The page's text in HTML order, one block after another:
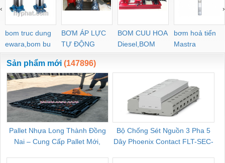
bom truc dung
ewara,bom bu
ewara
BƠM ÁP LỰC
TỰ ĐỘNG
BOM CUU HOA
Diesel,BOM
CHUA CHAY
bơm hoả tiển
Mastra
‹ ›
Sản phẩm mới (147896)
Pallet Nhựa Long Thành Đồng
Nai – Cung Cấp Pallet Mới,
Bộ Chống Sét Nguồn 3 Pha 5
Dây Phoenix Contact FLT-SEC-